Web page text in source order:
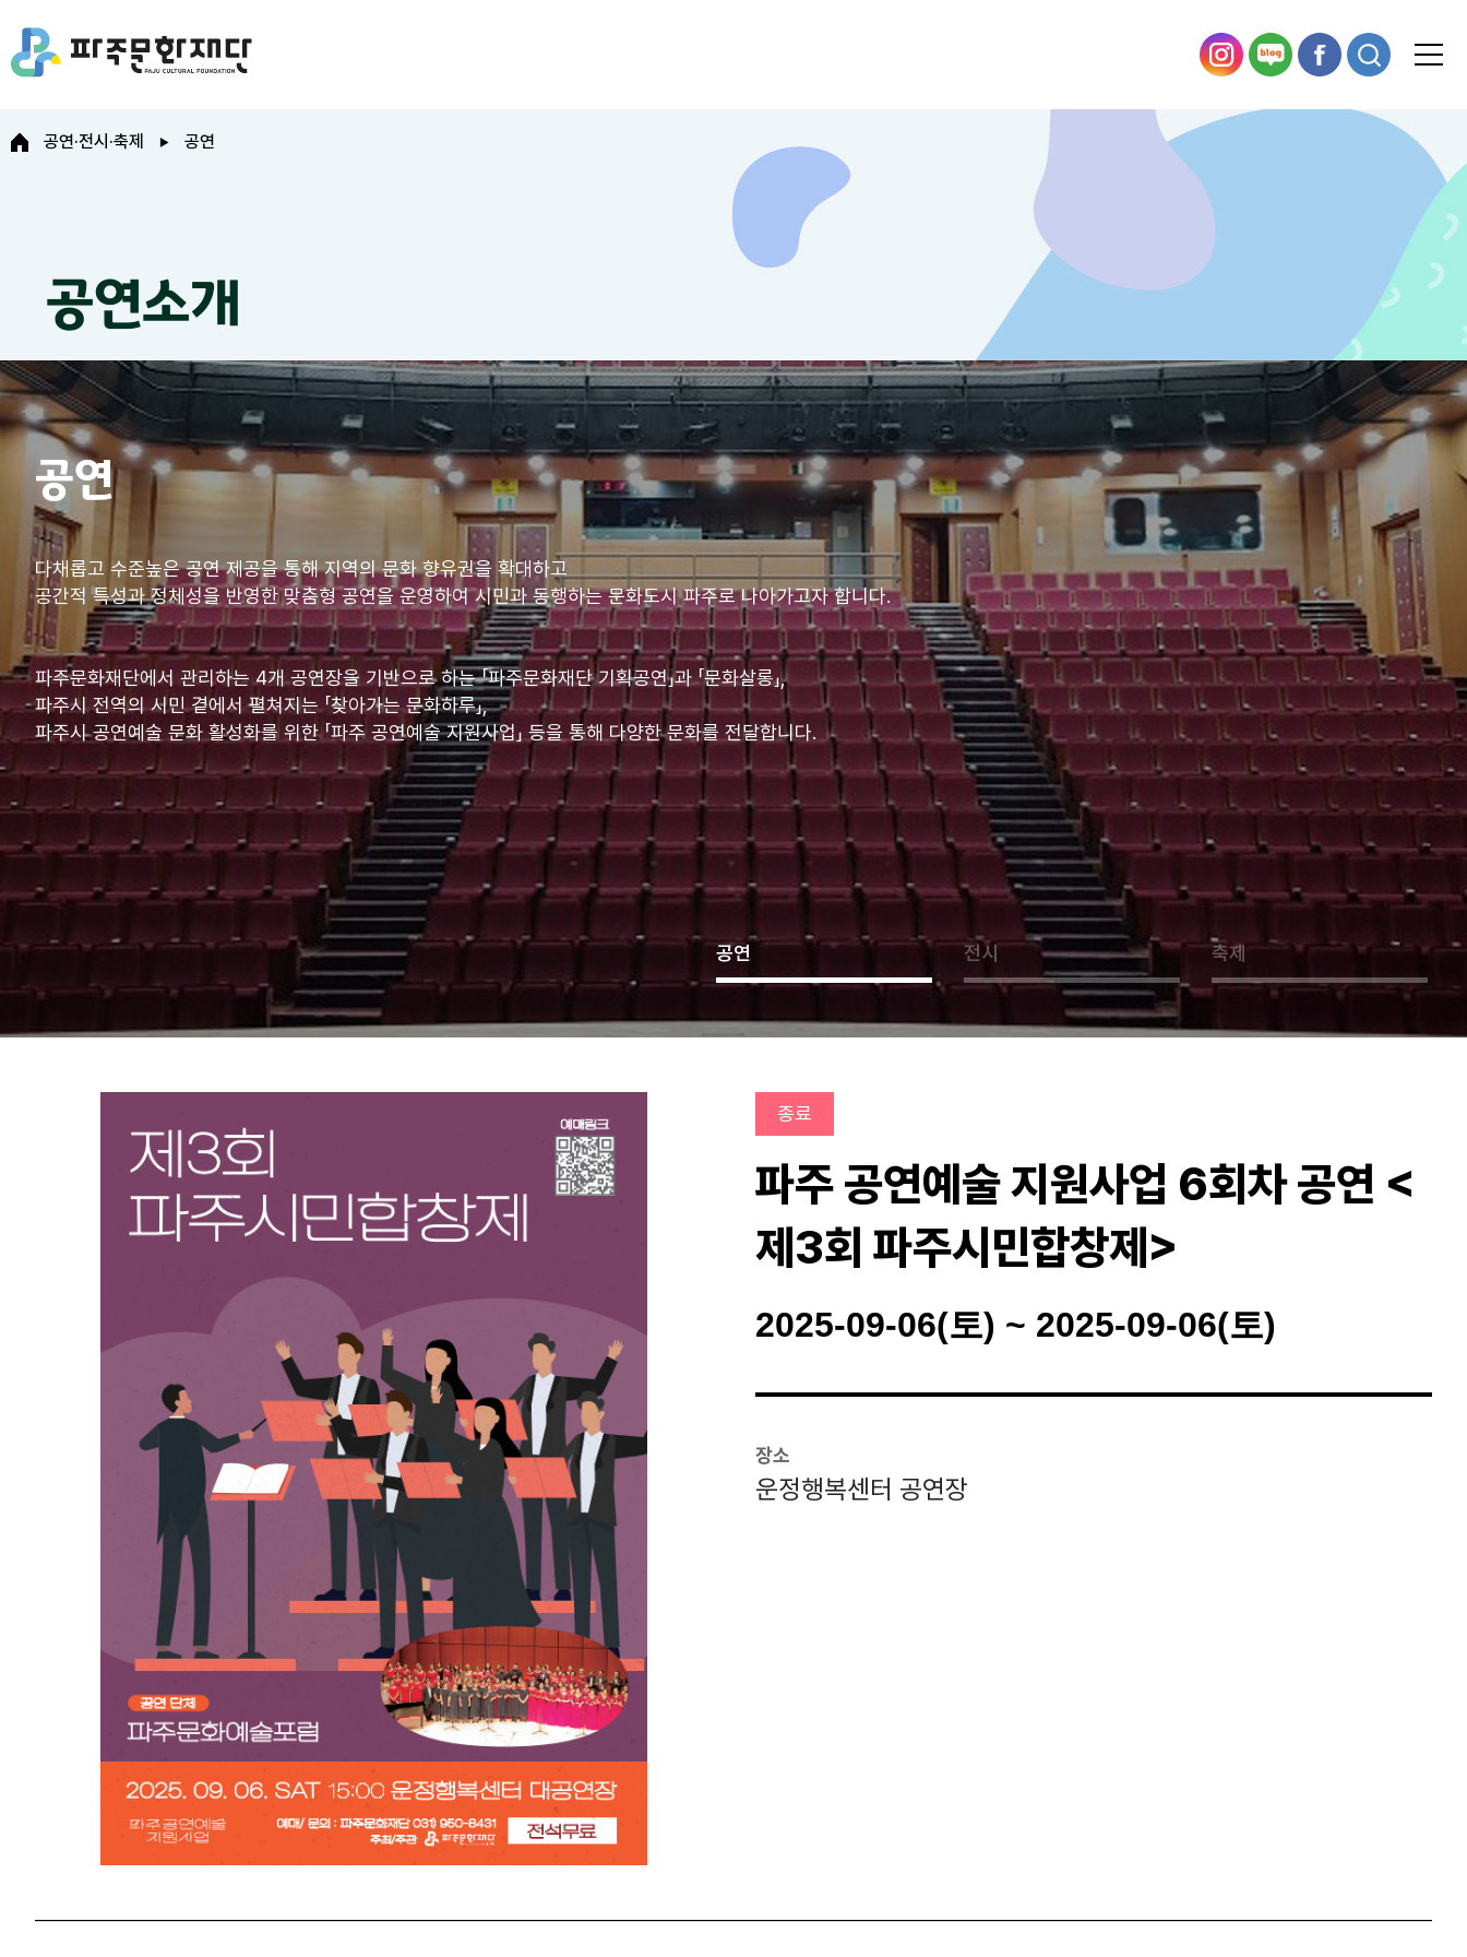
공연·전시·축제 공연
공연소개
공연
다채롭고 수준높은 공연 제공을 통해 지역의 문화 향유권을 확대하고
공간적 특성과 정체성을 반영한 맞춤형 공연을 운영하여 시민과 동행하는 문화도시 파주로 나아가고자 합니다.
파주문화재단에서 관리하는 4개 공연장을 기반으로 하는 「파주문화재단 기획공연」과 「문화살롱」,
파주시 전역의 시민 곁에서 펼쳐지는 「찾아가는 문화하루」,
파주시 공연예술 문화 활성화를 위한 「파주 공연예술 지원사업」 등을 통해 다양한 문화를 전달합니다.
공연 전시 축제
종료
파주 공연예술 지원사업 6회차 공연 <
제3회 파주시민합창제>
2025-09-06(토) ~ 2025-09-06(토)
장소
운정행복센터 공연장